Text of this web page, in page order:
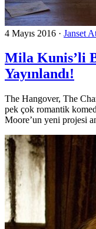
4 Mayıs 2016 · Janset
Mila Kunis’li
Yayınlandı!
The Hangover, The
pek çok romantik
Moore’un yeni projesi